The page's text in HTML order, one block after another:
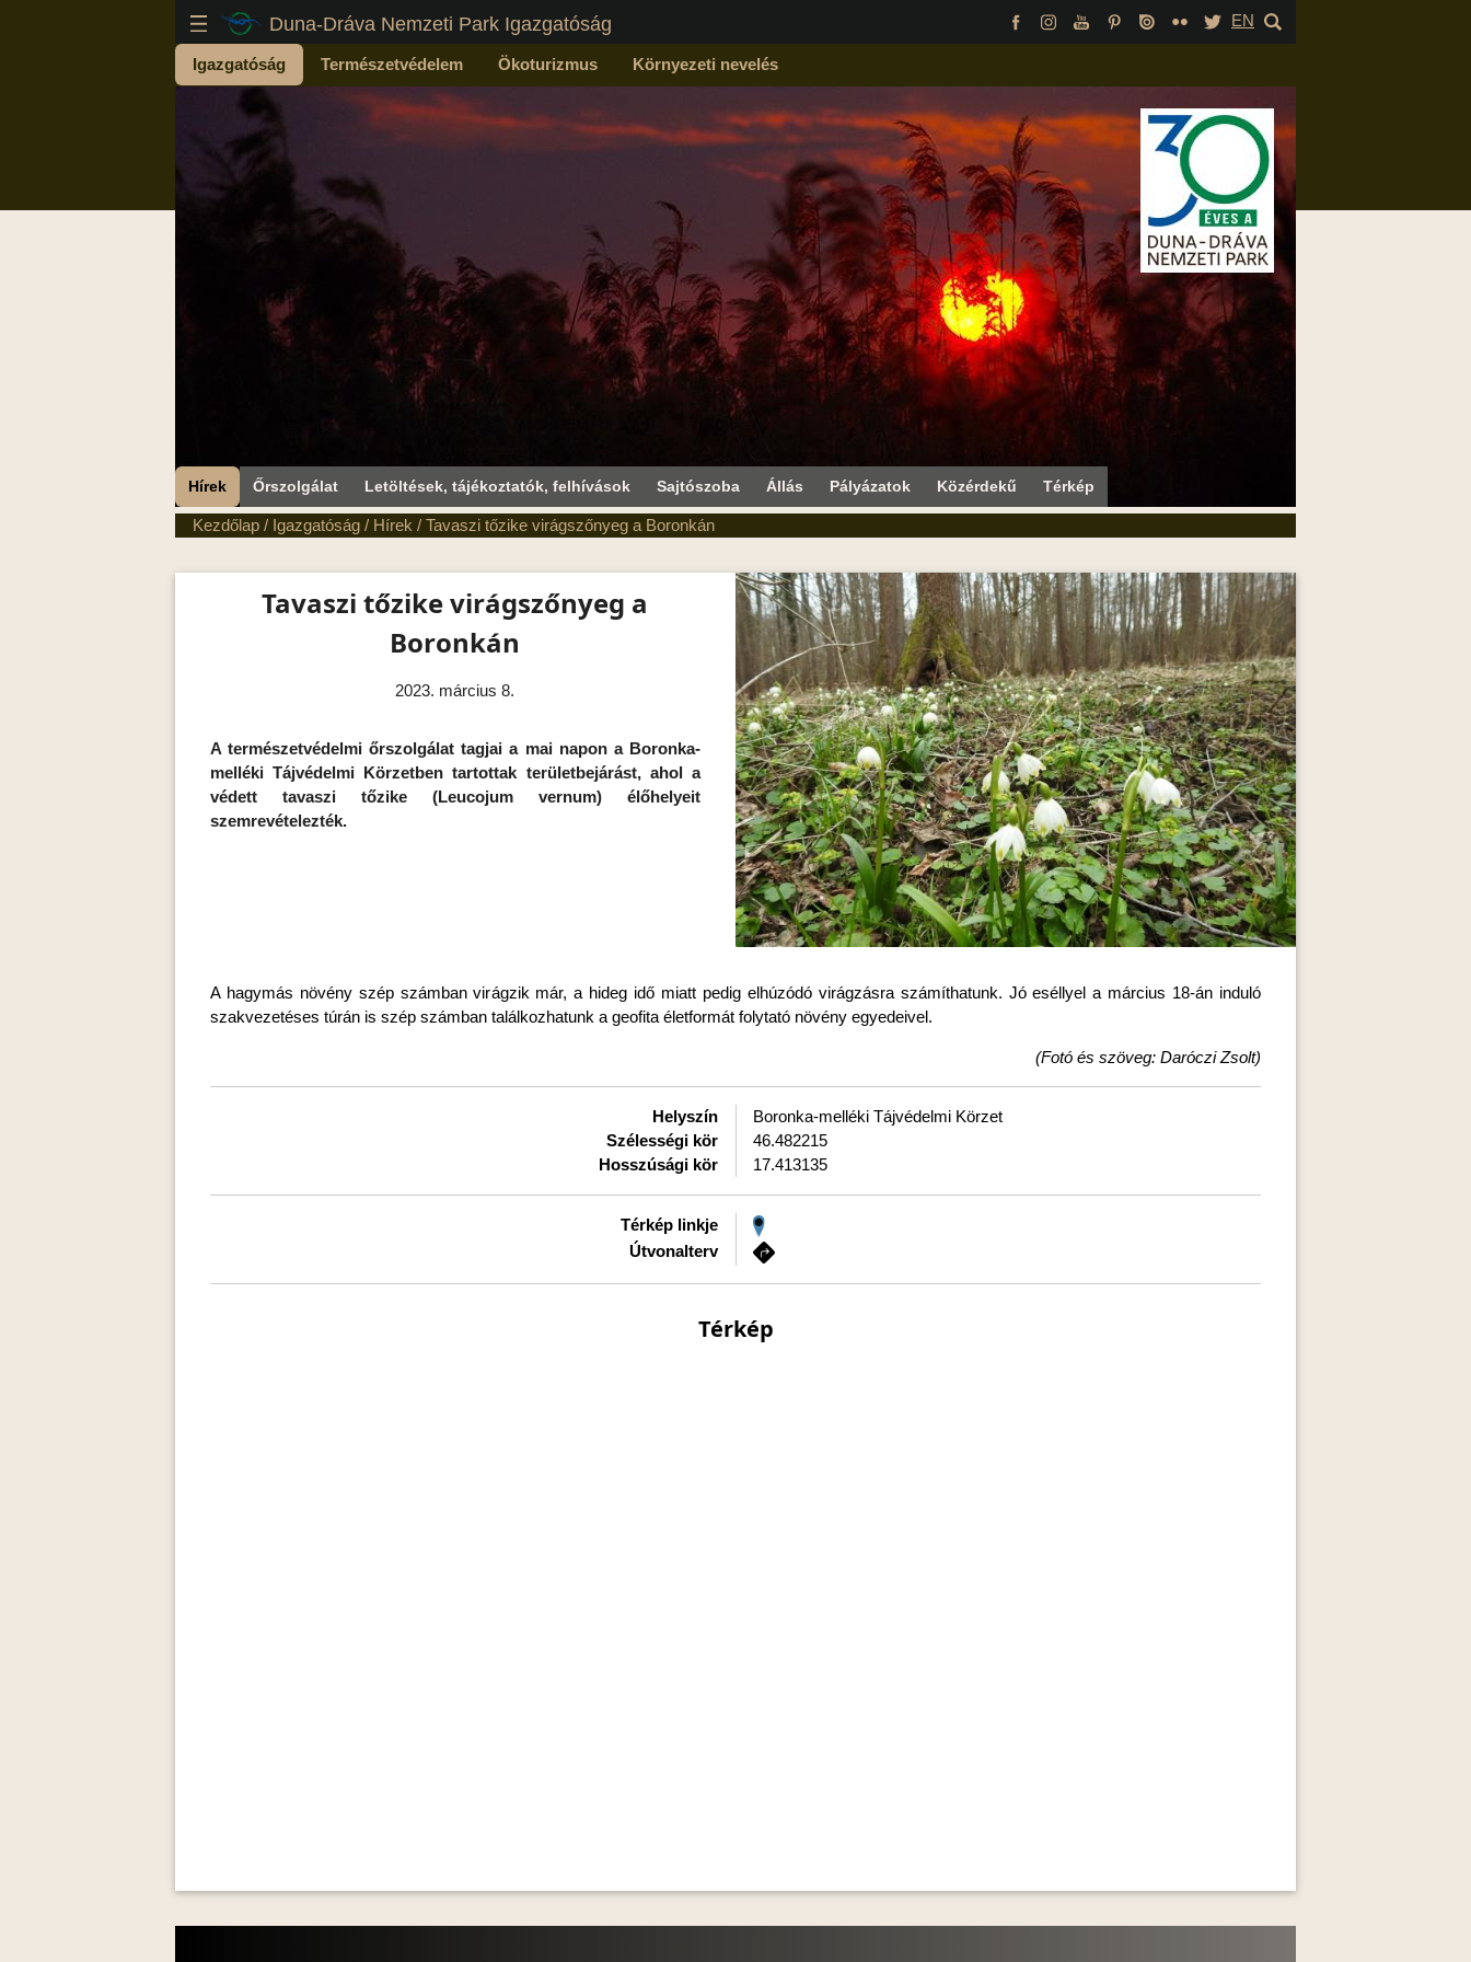
Duna-Dráva Nemzeti Park Igazgatóság EN
Igazgatóság Természetvédelem Ökoturizmus Környezeti nevelés
Hírek Őrszolgálat Letöltések, tájékoztatók, felhívások Sajtószoba Állás Pályázatok Közérdekű Térkép
Kezdőlap / Igazgatóság / Hírek / Tavaszi tőzike virágszőnyeg a Boronkán
Tavaszi tőzike virágszőnyeg a
Boronkán
2023. március 8.
A természetvédelmi őrszolgálat tagjai a mai napon a Boronka-
melléki Tájvédelmi Körzetben tartottak területbejárást, ahol a
védett tavaszi tőzike (Leucojum vernum) élőhelyeit
szemrevételezték.
A hagymás növény szép számban virágzik már, a hideg idő miatt pedig elhúzódó virágzásra számíthatunk. Jó eséllyel a március 18-án induló
szakvezetéses túrán is szép számban találkozhatunk a geofita életformát folytató növény egyedeivel.
(Fotó és szöveg: Daróczi Zsolt)
Helyszín
Boronka-melléki Tájvédelmi Körzet
Szélességi kör
46.482215
Hosszúsági kör
17.413135
Térkép linkje
Útvonalterv
Térkép